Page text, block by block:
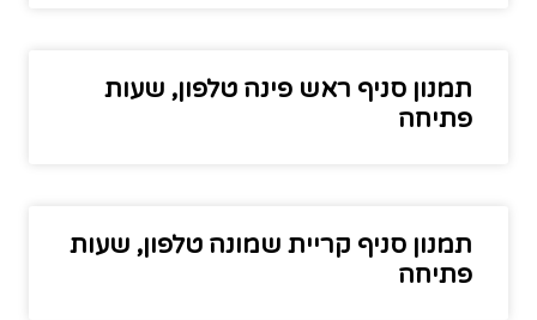
תמנון סניף ראש פינה טלפון, שעות
פתיחה
תמנון סניף קריית שמונה טלפון, שעות
פתיחה